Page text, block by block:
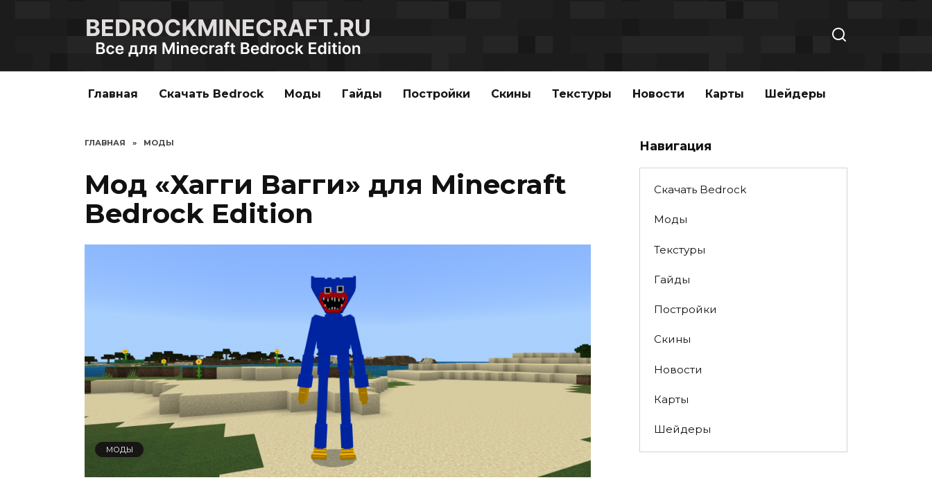
Главная Скачать Bedrock Моды Гайды Постройки Скины Текстуры Новости Карты Шейдеры
ГЛАВНАЯ » МОДЫ
Мод «Хагги Вагги» для Minecraft
Bedrock Edition
МОДЫ
Навигация
Скачать Bedrock
Моды
Текстуры
Гайды
Постройки
Скины
Новости
Карты
Шейдеры